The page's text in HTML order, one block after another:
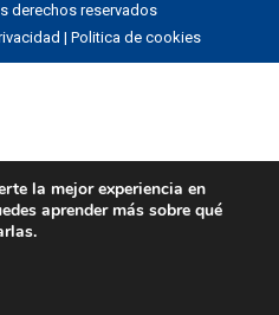
derechos reservados
| Politica de cookies
la mejor experiencia en
aprender más sobre qué